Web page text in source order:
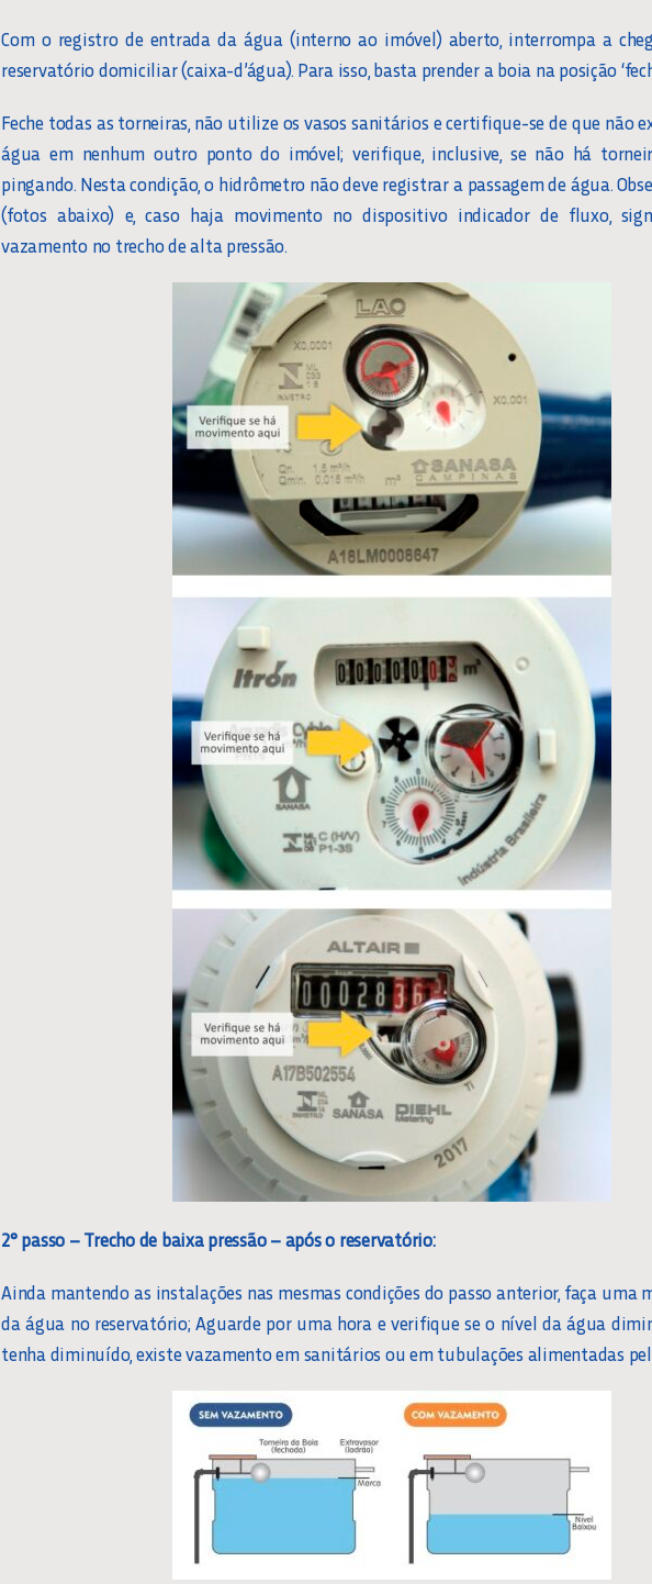
Com o registro de entrada da água (interno ao imóvel) aberto, interrompa a
reservatório domiciliar (caixa-d’água). Para isso, basta prender a boia na posição
Feche todas as torneiras, não utilize os vasos sanitários e certifique-se de que não
água em nenhum outro ponto do imóvel; verifique, inclusive, se não há
pingando. Nesta condição, o hidrômetro não deve registrar a passagem de água.
(fotos abaixo) e, caso haja movimento no dispositivo indicador de fluxo,
vazamento no trecho de alta pressão.
2° passo – Trecho de baixa pressão – após o reservatório:
Ainda mantendo as instalações nas mesmas condições do passo anterior, faça uma
da água no reservatório; Aguarde por uma hora e verifique se o nível da água
tenha diminuído, existe vazamento em sanitários ou em tubulações alimentadas